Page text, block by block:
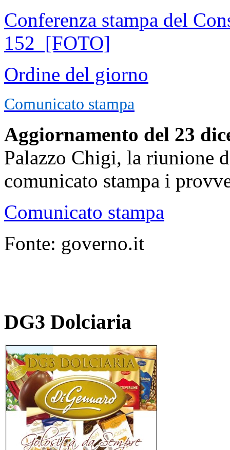
Conferenza stampa del
152 [FOTO]
Ordine del giorno
Comunicato stampa
Aggiornamento del 23
Palazzo Chigi, la riunione
comunicato stampa i
Comunicato stampa
Fonte: governo.it
DG3 Dolciaria